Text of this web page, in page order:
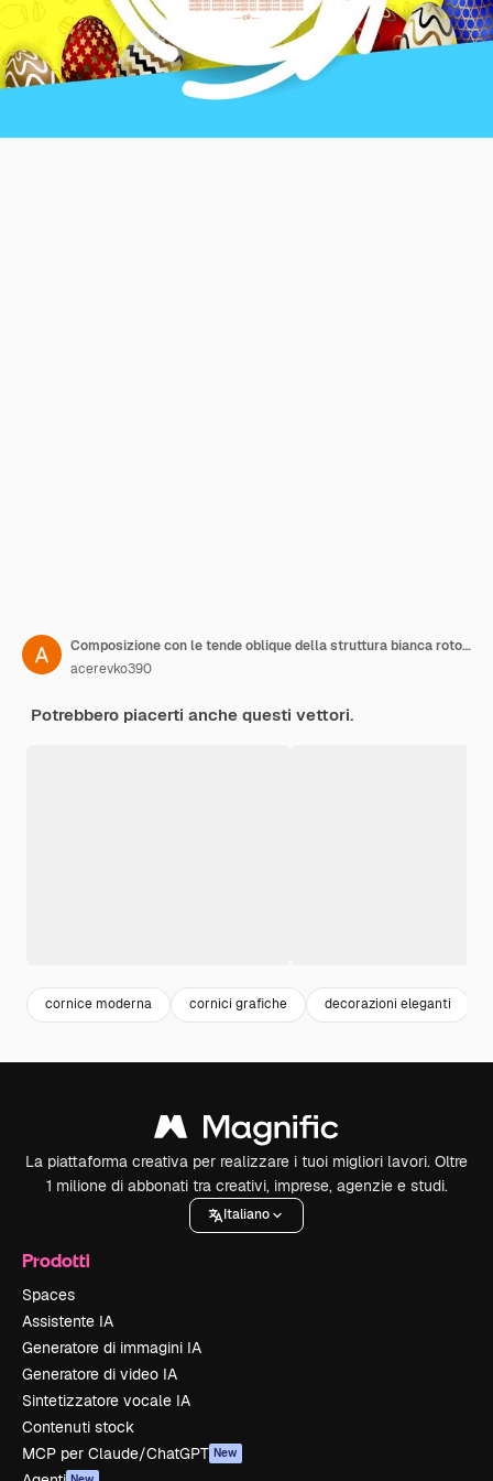
Composizione con le tende oblique della struttura bianca rotonda astratta delle uova di Pasqua delle tonalità blu e gialle
acerevko390
Potrebbero piacerti anche questi vettori.
cornice moderna cornici grafiche decorazioni eleganti
La piattaforma creativa per realizzare i tuoi migliori lavori. Oltre
1 milione di abbonati tra creativi, imprese, agenzie e studi.
Italiano
Prodotti
Spaces
Assistente IA
Generatore di immagini IA
Generatore di video IA
Sintetizzatore vocale IA
Contenuti stock
MCP per Claude/ChatGPT New